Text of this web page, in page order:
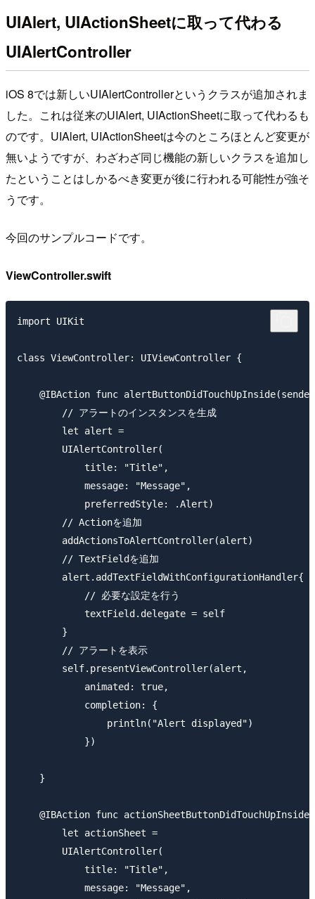
UIAlert, UIActionSheetに取って代わる
UIAlertController
iOS 8では新しいUIAlertControllerというクラスが追加されま
した。これは従来のUIAlert, UIActionSheetに取って代わるも
のです。UIAlert, UIActionSheetは今のところほとんど変更が
無いようですが、わざわざ同じ機能の新しいクラスを追加し
たということはしかるべき変更が後に行われる可能性が強そ
うです。
今回のサンプルコードです。
ViewController.swift
import UIKit
class ViewController: UIViewController {
@IBAction func
        // アラートのインスタンスを生成
        let alert =
        UIAlertController(
            title: "Title",
            message: "Message",
            preferredStyle: .Alert)
        // Actionを追加
        addActionsToAlertController(alert)
        // TextFieldを追加
alert.addTextFieldWithConfigurationHandler{
            // 必要な設定を行う
            textField.delegate = self
        }
        // アラートを表示
        self.presentViewController(alert,
            animated: true,
            completion: {
                println("Alert displayed")
            })
    }
@IBAction func
        let actionSheet =
        UIAlertController(
            title: "Title",
            message: "Message",